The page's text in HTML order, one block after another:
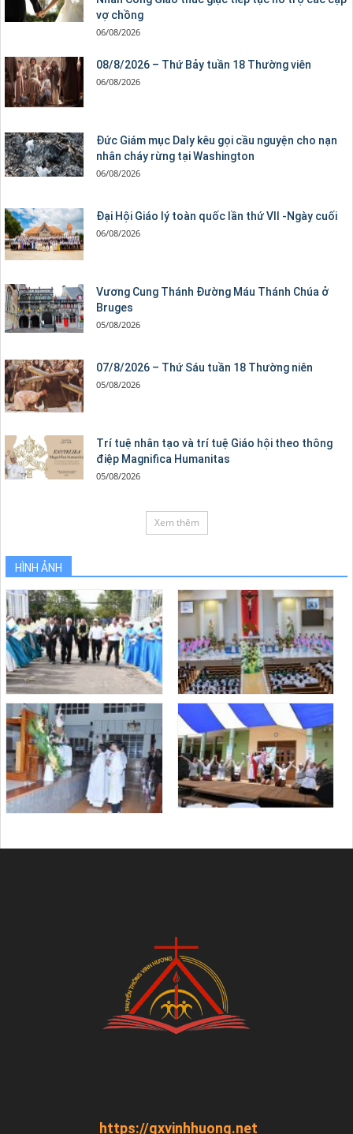
vợ chồng
06/08/2026
08/8/2026 – Thứ Bảy tuần 18 Thường viên
06/08/2026
Đức Giám mục Daly kêu gọi cầu nguyện cho nạn
nhân cháy rừng tại Washington
06/08/2026
Đại Hội Giáo lý toàn quốc lần thứ VII -Ngày cuối
06/08/2026
Vương Cung Thánh Ðường Máu Thánh Chúa ở
Bruges
05/08/2026
07/8/2026 – Thứ Sáu tuần 18 Thường niên
05/08/2026
Trí tuệ nhân tạo và trí tuệ Giáo hội theo thông
điệp Magnifica Humanitas
05/08/2026
Xem thêm
HÌNH ẢNH
https://gxvinhhuong.net